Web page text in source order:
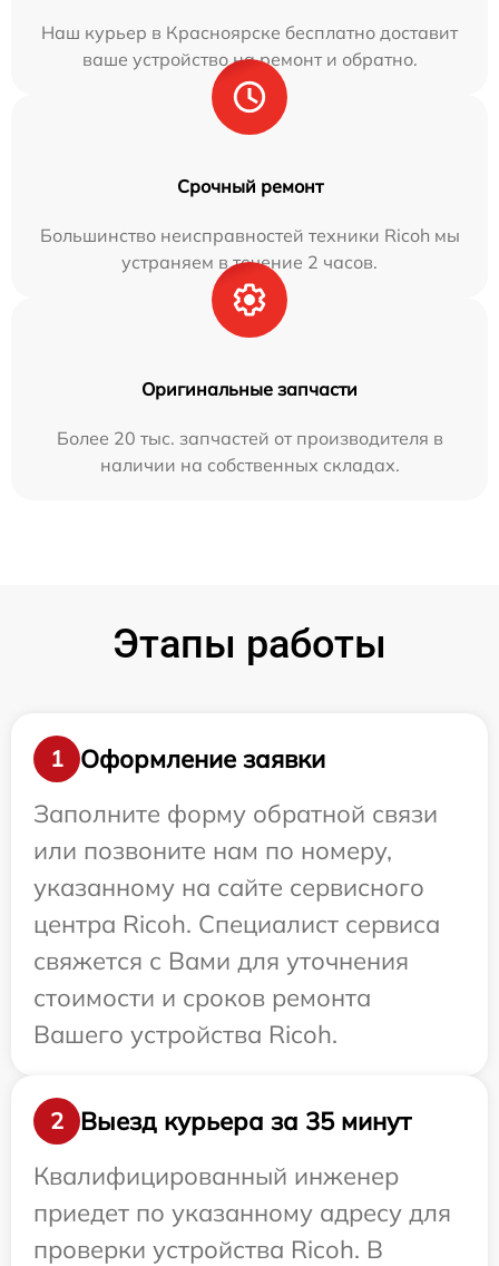
Наш курьер в Красноярске бесплатно доставит
ваше устройство на ремонт и обратно.
Срочный ремонт
Большинство неисправностей техники Ricoh мы
устраняем в течение 2 часов.
Оригинальные запчасти
Более 20 тыс. запчастей от производителя в
наличии на собственных складах.
Этапы работы
1
Оформление заявки
Заполните форму обратной связи
или позвоните нам по номеру,
указанному на сайте сервисного
центра Ricoh. Специалист сервиса
свяжется с Вами для уточнения
стоимости и сроков ремонта
Вашего устройства Ricoh.
2
Выезд курьера за 35 минут
Квалифицированный инженер
приедет по указанному адресу для
проверки устройства Ricoh. В